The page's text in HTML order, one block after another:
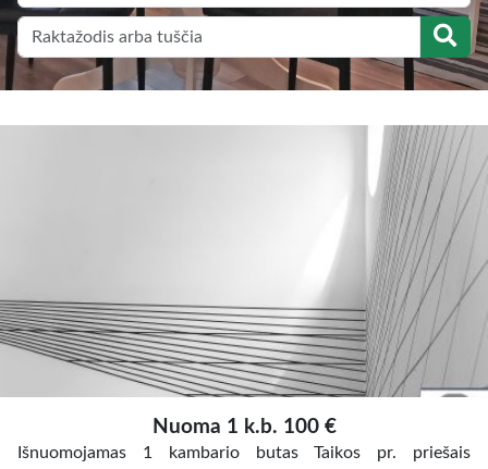
Nuoma 1 k.b. 100 €
Išnuomojamas 1 kambario butas Taikos pr. priešais